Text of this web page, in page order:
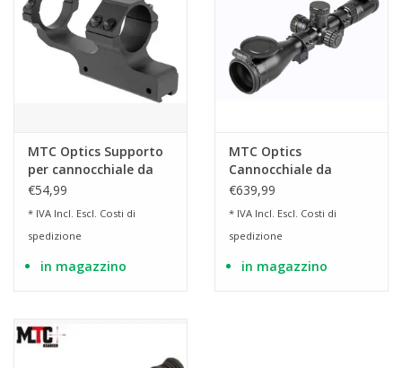
MTC Optics Supporto
per cannocchiale da
puntamento Viper
€54,99
* IVA Incl. Escl. Costi di
spedizione
in magazzino
MTC Optics
Cannocchiale da
puntamento Viper-Pro
€639,99
* IVA Incl. Escl. Costi di
spedizione
in magazzino